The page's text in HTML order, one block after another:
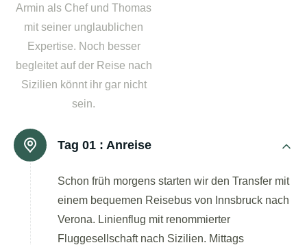
Armin als Chef und Thomas
mit seiner unglaublichen
Expertise. Noch besser
begleitet auf der Reise nach
Sizilien könnt ihr gar nicht
sein.
Tag 01 : Anreise
Schon früh morgens starten wir den Transfer mit
einem bequemen Reisebus von Innsbruck nach
Verona. Linienflug mit renommierter
Fluggesellschaft nach Sizilien. Mittags